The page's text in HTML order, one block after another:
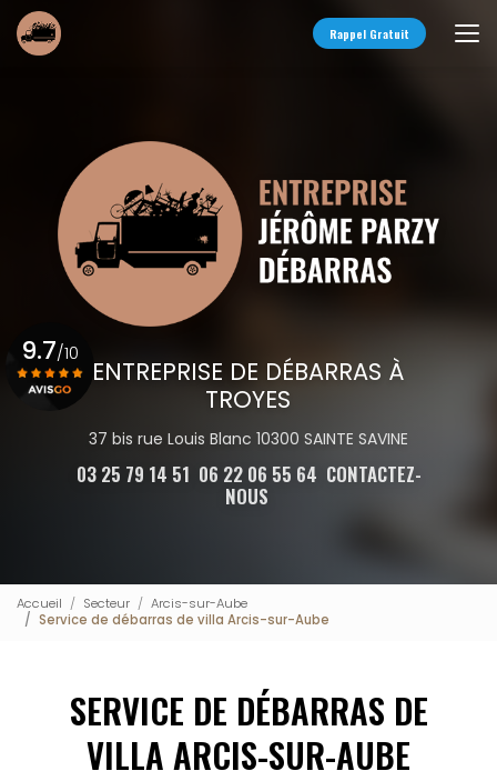
Aller
au
contenu
Rappel Gratuit
ENTREPRISE DE DÉBARRAS À
TROYES
37 bis rue Louis Blanc 10300 SAINTE SAVINE
03 25 79 14 51 06 22 06 55 64 CONTACTEZ-
NOUS
9.7/10
Accueil Secteur
Arcis-sur-Aube
Service de débarras de villa Arcis-sur-Aube
SERVICE DE DÉBARRAS DE
VILLA ARCIS-SUR-AUBE